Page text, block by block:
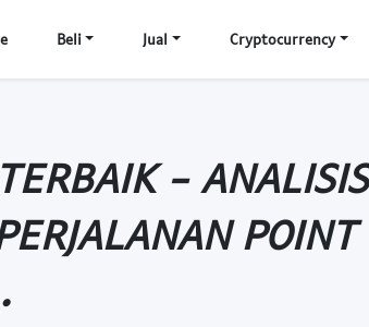
Beli Jual Cryptocurrency
- ANALISIS
POINT